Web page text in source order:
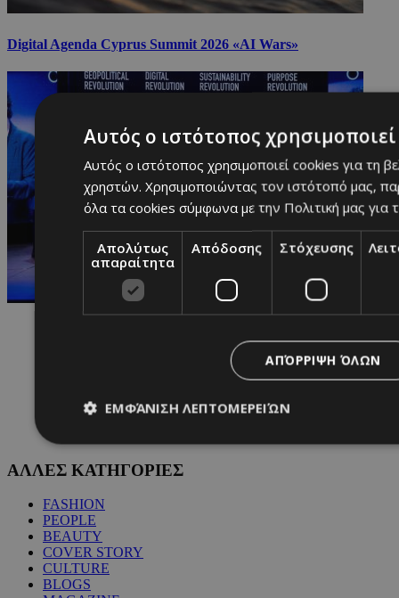
Digital Agenda Cyprus Summit 2026 «AI Wars»
ΑΛΛΕΣ ΚΑΤΗΓΟΡΙΕΣ
FASHION
PEOPLE
BEAUTY
COVER STORY
CULTURE
BLOGS
Αυτός ο ιστότοπος
Αυτός ο ιστότοπος χρησιμοποιεί cookies για τη
χρηστών. Χρησιμοποιώντας τον ιστότοπό μας,
όλα τα cookies σύμφωνα με την Πολιτική μας για
Απολύτως
απαραίτητα
Απόδοσης Στόχευσης
ΑΠΌΡΡΙΨΗ ΌΛΩΝ
ΕΜΦΆΝΙΣΗ ΛΕΠΤΟΜΕΡΕΙΏΝ
Απολύτως απαραίτητα
Τα απολύτως απαραίτητα cookies επιτρέπουν βασικές
χρήστη και τη διαχείριση λογαριασμού. Ο ιστότοπος δεν
απολύτως απαραίτητα cookies.
Ονοματεπώνυμο